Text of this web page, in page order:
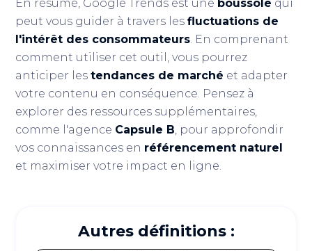
En résumé, Google Trends est une boussole qui
peut vous guider à travers lesfluctuations de
l'intérêt des consommateurs. En comprenant
comment utiliser cet outil, vous pourrez
anticiper lestendances de marché et adapter
votre contenu en conséquence. Pensez à
explorer des ressources supplémentaires,
comme l'agence Capsule B, pour approfondir
vos connaissances en référencement naturel
et maximiser votre impact en ligne.
Autres définitions :